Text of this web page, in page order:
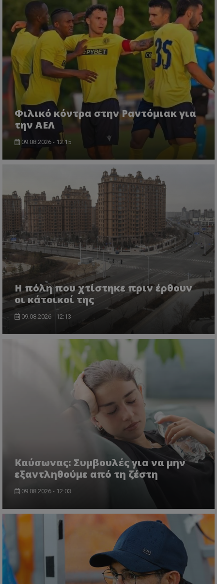
Φιλικό κόντρα στην Ραντόμιακ για
την ΑΕΛ
09.08.2026 - 12:15
Η πόλη που χτίστηκε πριν έρθουν
οι κάτοικοί της
09.08.2026 - 12:13
Kαύσωνας: Συμβουλές για να μην
εξαντληθούμε από τη ζέστη
09.08.2026 - 12:03